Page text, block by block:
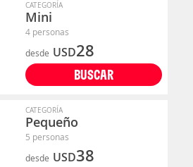
CATEGORÍA
Mini
4 personas
desde USD28
BUSCAR
CATEGORÍA
Pequeño
5 personas
desde USD38